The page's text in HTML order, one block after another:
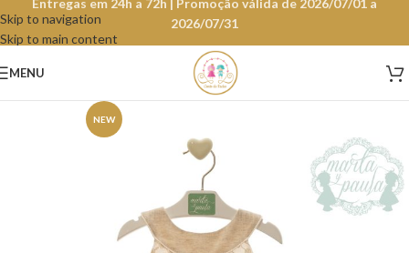
Skip to navigation
Skip to main content
Entregas em 24h a 72h | Promoção válida de 2026/07/01 a
2026/07/31
MENU
NEW